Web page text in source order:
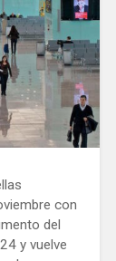
con
del
y vuelve